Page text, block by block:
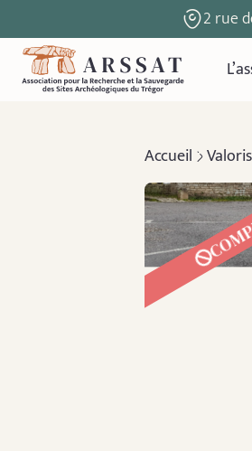
2 rue
Accueil